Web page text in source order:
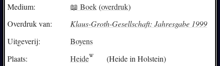
Medium:
📖 Boek(overdruk)
Overdruk van:
Klaus-Groth-Gesellschaft: Jahresgabe 1999
Uitgeverij:
Boyens
Plaats:
Heide
(Heide in Holstein)